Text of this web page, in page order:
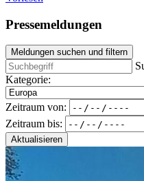
Pressemeldungen
Meldungen suchen und filtern
Kategorie:
Zeitraum von:
Zeitraum bis:
Aktualisieren